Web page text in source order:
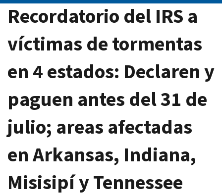
Recordatorio del IRS a
víctimas de tormentas
en 4 estados: Declaren y
paguen antes del 31 de
julio; areas afectadas
en Arkansas, Indiana,
Misisipí y Tennessee